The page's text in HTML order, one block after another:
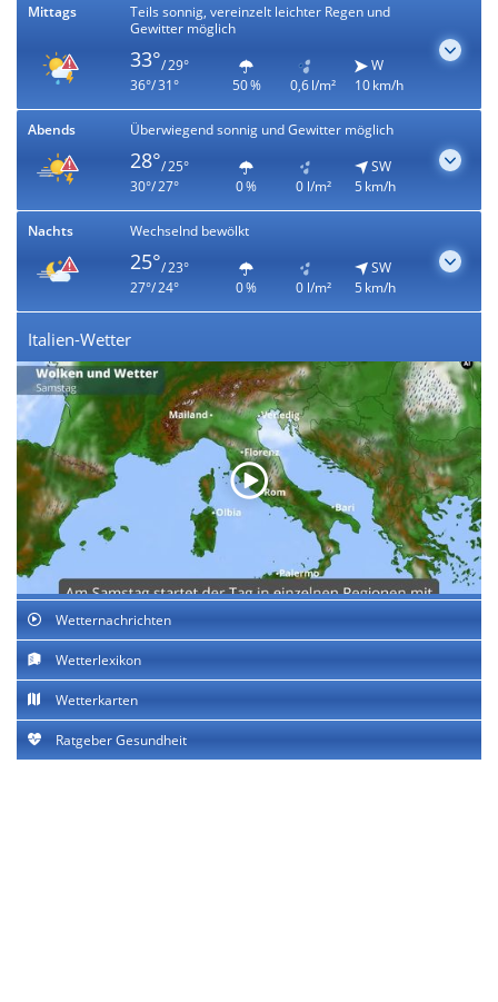
Mittags
Teils sonnig, vereinzelt leichter Regen und
Gewitter möglich
33°/ 29°
36°/ 31°
50 % 0,6 l/m²
W
10 km/h
Abends Überwiegend sonnig und Gewitter möglich
28°/ 25°
30°/ 27°
0 % 0 l/m²
SW
5 km/h
Nachts Wechselnd bewölkt
25°/ 23°
27°/ 24°
0 % 0 l/m²
SW
5 km/h
Italien-Wetter
Wetternachrichten
Wetterlexikon
Wetterkarten
Ratgeber Gesundheit